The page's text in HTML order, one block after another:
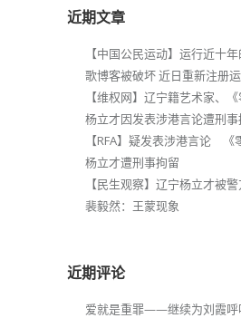
近期文章
【中国公民运动】运行近十
歌博客被破坏 近日重新注册
【维权网】辽宁籍艺术家、
杨立才因发表涉港言论遭刑事
【RFA】疑发表涉港言论 《
杨立才遭刑事拘留
【民生观察】辽宁杨立才被
裴毅然：王蒙现象
近期评论
爱就是重罪——继续为刘霞呼